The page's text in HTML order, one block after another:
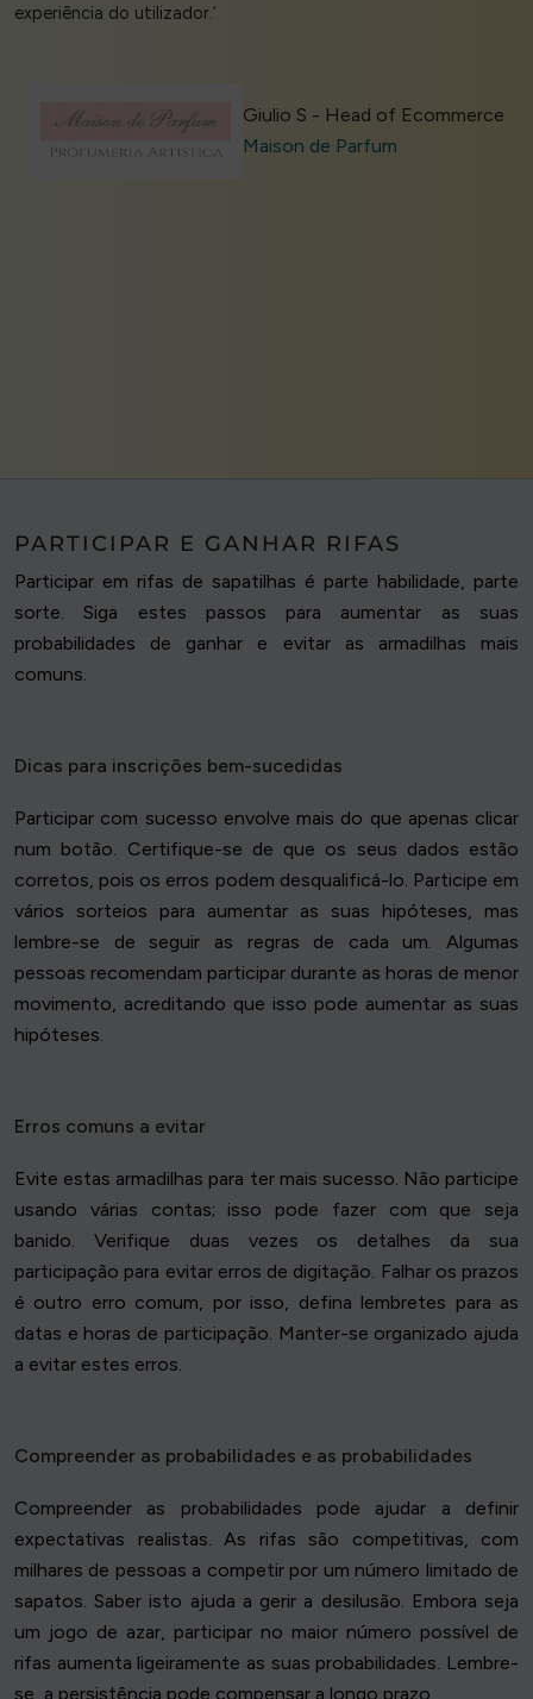
experiência do utilizador.’
Giulio S - Head of Ecommerce
Maison de Parfum
PARTICIPAR E GANHAR RIFAS
Participar em rifas de sapatilhas é parte habilidade, parte
sorte. Siga estes passos para aumentar as suas
probabilidades de ganhar e evitar as armadilhas mais
comuns.
Dicas para inscrições bem-sucedidas
Participar com sucesso envolve mais do que apenas clicar
num botão. Certifique-se de que os seus dados estão
corretos, pois os erros podem desqualificá-lo. Participe em
vários sorteios para aumentar as suas hipóteses, mas
lembre-se de seguir as regras de cada um. Algumas
pessoas recomendam participar durante as horas de menor
movimento, acreditando que isso pode aumentar as suas
hipóteses.
Erros comuns a evitar
Evite estas armadilhas para ter mais sucesso. Não participe
usando várias contas; isso pode fazer com que seja
banido. Verifique duas vezes os detalhes da sua
participação para evitar erros de digitação. Falhar os prazos
é outro erro comum, por isso, defina lembretes para as
datas e horas de participação. Manter-se organizado ajuda
a evitar estes erros.
Compreender as probabilidades e as probabilidades
Compreender as probabilidades pode ajudar a definir
expectativas realistas. As rifas são competitivas, com
milhares de pessoas a competir por um número limitado de
sapatos. Saber isto ajuda a gerir a desilusão. Embora seja
um jogo de azar, participar no maior número possível de
rifas aumenta ligeiramente as suas probabilidades. Lembre-
se, a persistência pode compensar a longo prazo.